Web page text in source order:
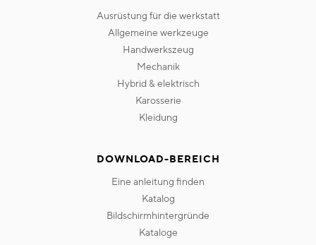
ausrüstung für die werkstatt
allgemeine werkzeuge
handwerkszeug
mechanik
hybrid & elektrisch
karosserie
kleidung
DOWNLOAD-BEREICH
eine anleitung finden
katalog
bildschirmhintergründe
kataloge